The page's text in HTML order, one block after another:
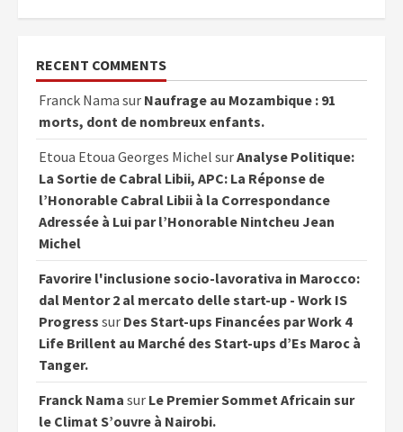
RECENT COMMENTS
Franck Nama sur Naufrage au Mozambique : 91
morts, dont de nombreux enfants.
Etoua Etoua Georges Michel surAnalyse Politique:
La Sortie de Cabral Libii, APC: La Réponse de
l’Honorable Cabral Libii à la Correspondance
Adressée à Lui par l’Honorable Nintcheu Jean
Michel
Favorire l'inclusione socio-lavorativa in Marocco:
dal Mentor 2 al mercato delle start-up - Work IS
Progress sur Des Start-ups Financées par Work 4
Life Brillent au Marché des Start-ups d’Es Maroc à
Tanger.
Franck Nama sur Le Premier Sommet Africain sur
le Climat S’ouvre à Nairobi.